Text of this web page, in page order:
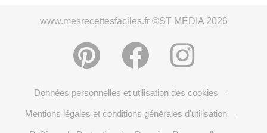
www.mesrecettesfaciles.fr ©ST MEDIA 2026
Données personnelles et utilisation des cookies -
Mentions légales et conditions générales d'utilisation -